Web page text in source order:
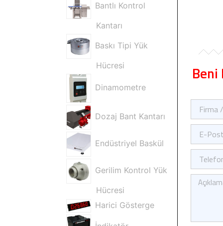
Bantlı Kontrol
Kantarı
Baskı Tipi Yük
Hücresi
Dinamometre
Dozaj Bant Kantarı
Endüstriyel Baskül
Gerilim Kontrol Yük
Hücresi
Harici Gösterge
Ad
Soyad
Posta
Kısa
Mesajınız